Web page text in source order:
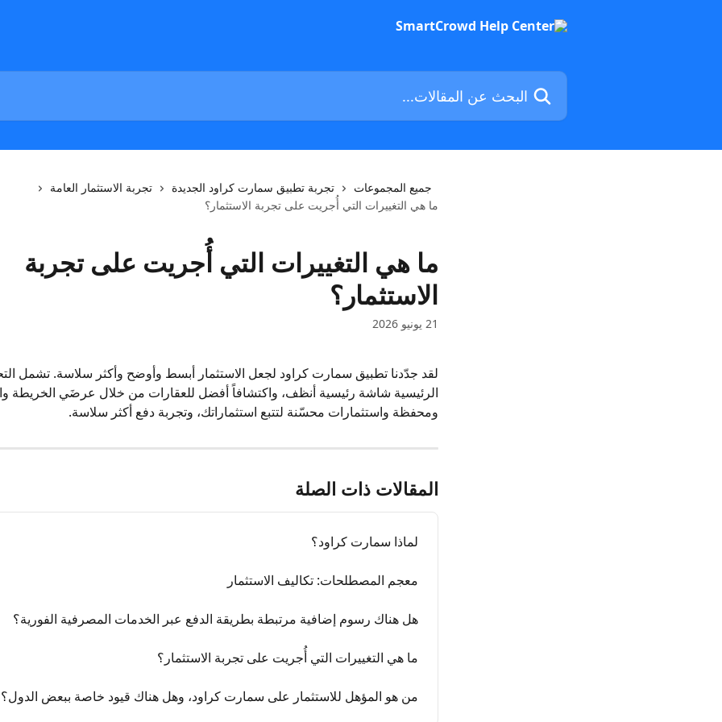
البحث عن المقالات...
جميع المجموعات تجربة تطبيق سمارت كراود الجديدة
تجربة الاستثمار العامة
ما هي التغييرات التي أُجريت على تجربة الاستثمار؟
ما هي التغييرات التي أُجريت على تجربة
الاستثمار؟
21 يونيو 2026
لقد جدّدنا تطبيق سمارت كراود لجعل الاستثمار أبسط وأوضح وأكثر سلاسة. تشمل
الرئيسية شاشة رئيسية أنظف، واكتشافاً أفضل للعقارات من خلال عرضَي الخريطة
ومحفظة واستثمارات محسّنة لتتبع استثماراتك، وتجربة دفع أكثر سلاسة.
المقالات ذات الصلة
لماذا سمارت كراود؟
معجم المصطلحات: تكاليف الاستثمار
هل هناك رسوم إضافية مرتبطة بطريقة الدفع عبر الخدمات المصرفية الفورية؟
ما هي التغييرات التي أُجريت على تجربة الاستثمار؟
من هو المؤهل للاستثمار على سمارت كراود، وهل هناك قيود خاصة ببعض الدول؟